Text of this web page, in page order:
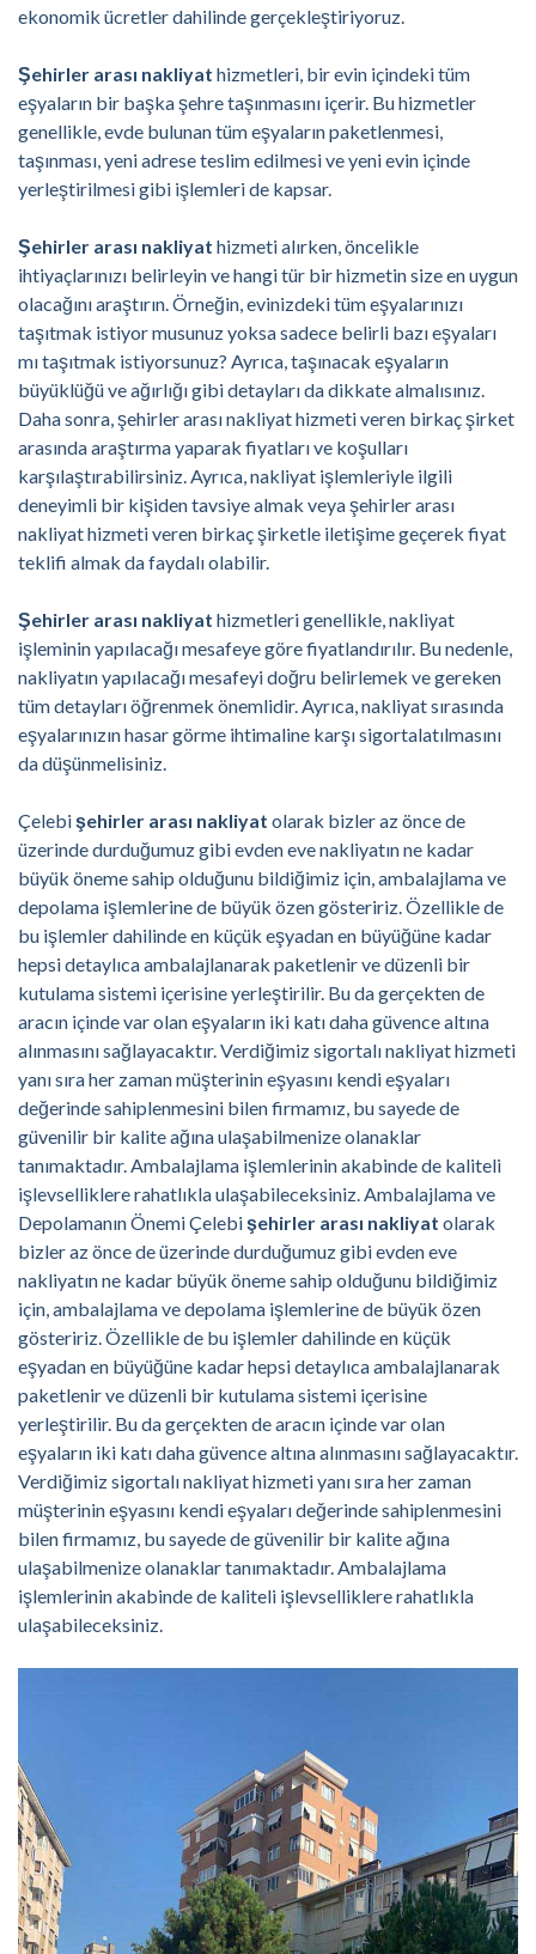
ekonomik ücretler dahilinde gerçekleştiriyoruz.
Şehirler arası nakliyat hizmetleri, bir evin içindeki tüm
eşyaların bir başka şehre taşınmasını içerir. Bu hizmetler
genellikle, evde bulunan tüm eşyaların paketlenmesi,
taşınması, yeni adrese teslim edilmesi ve yeni evin içinde
yerleştirilmesi gibi işlemleri de kapsar.
Şehirler arası nakliyat hizmeti alırken, öncelikle
ihtiyaçlarınızı belirleyin ve hangi tür bir hizmetin size en uygun
olacağını araştırın. Örneğin, evinizdeki tüm eşyalarınızı
taşıtmak istiyor musunuz yoksa sadece belirli bazı eşyaları
mı taşıtmak istiyorsunuz? Ayrıca, taşınacak eşyaların
büyüklüğü ve ağırlığı gibi detayları da dikkate almalısınız.
Daha sonra, şehirler arası nakliyat hizmeti veren birkaç şirket
arasında araştırma yaparak fiyatları ve koşulları
karşılaştırabilirsiniz. Ayrıca, nakliyat işlemleriyle ilgili
deneyimli bir kişiden tavsiye almak veya şehirler arası
nakliyat hizmeti veren birkaç şirketle iletişime geçerek fiyat
teklifi almak da faydalı olabilir.
Şehirler arası nakliyat hizmetleri genellikle, nakliyat
işleminin yapılacağı mesafeye göre fiyatlandırılır. Bu nedenle,
nakliyatın yapılacağı mesafeyi doğru belirlemek ve gereken
tüm detayları öğrenmek önemlidir. Ayrıca, nakliyat sırasında
eşyalarınızın hasar görme ihtimaline karşı sigortalatılmasını
da düşünmelisiniz.
Çelebişehirler arası nakliyat olarak bizler az önce de
üzerinde durduğumuz gibi evden eve nakliyatın ne kadar
büyük öneme sahip olduğunu bildiğimiz için, ambalajlama ve
depolama işlemlerine de büyük özen gösteririz. Özellikle de
bu işlemler dahilinde en küçük eşyadan en büyüğüne kadar
hepsi detaylıca ambalajlanarak paketlenir ve düzenli bir
kutulama sistemi içerisine yerleştirilir. Bu da gerçekten de
aracın içinde var olan eşyaların iki katı daha güvence altına
alınmasını sağlayacaktır. Verdiğimiz sigortalı nakliyat hizmeti
yanı sıra her zaman müşterinin eşyasını kendi eşyaları
değerinde sahiplenmesini bilen firmamız, bu sayede de
güvenilir bir kalite ağına ulaşabilmenize olanaklar
tanımaktadır. Ambalajlama işlemlerinin akabinde de kaliteli
işlevselliklere rahatlıkla ulaşabileceksiniz. Ambalajlama ve
Depolamanın Önemi Çelebişehirler arası nakliyat olarak
bizler az önce de üzerinde durduğumuz gibi evden eve
nakliyatın ne kadar büyük öneme sahip olduğunu bildiğimiz
için, ambalajlama ve depolama işlemlerine de büyük özen
gösteririz. Özellikle de bu işlemler dahilinde en küçük
eşyadan en büyüğüne kadar hepsi detaylıca ambalajlanarak
paketlenir ve düzenli bir kutulama sistemi içerisine
yerleştirilir. Bu da gerçekten de aracın içinde var olan
eşyaların iki katı daha güvence altına alınmasını sağlayacaktır.
Verdiğimiz sigortalı nakliyat hizmeti yanı sıra her zaman
müşterinin eşyasını kendi eşyaları değerinde sahiplenmesini
bilen firmamız, bu sayede de güvenilir bir kalite ağına
ulaşabilmenize olanaklar tanımaktadır. Ambalajlama
işlemlerinin akabinde de kaliteli işlevselliklere rahatlıkla
ulaşabileceksiniz.